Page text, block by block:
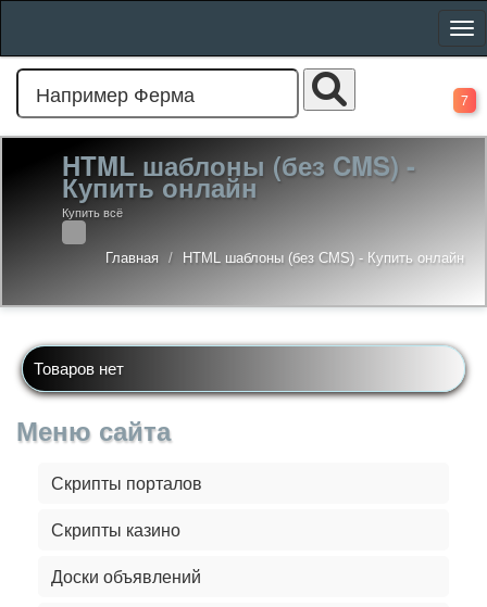
7
HTML шаблоны (без CMS) -
Купить онлайн
Купить всё
Главная HTML шаблоны (без CMS) - Купить онлайн
Товаров нет
Меню сайта
Скрипты порталов
Скрипты казино
Доски объявлений